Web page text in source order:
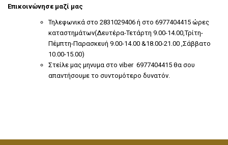
Επικοινώνησε μαζί μας
Τηλεφωνικά στο 2831029406 ή στο 6977404415 ώρες
καταστημάτων(Δευτέρα-Τετάρτη 9.00-14.00,Τρίτη-
Πέμπτη-Παρασκευή 9.00-14.00 &18.00-21.00 ,Σάββατο
10.00-15.00)
Στείλε μας μηνυμα στο viber 6977404415 θα σου
απαντήσουμε το συντομότερο δυνατόν.